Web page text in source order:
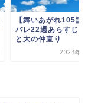
【舞いあがれ105話
バレ22週あらすじ】
と大の仲直り
2023年3